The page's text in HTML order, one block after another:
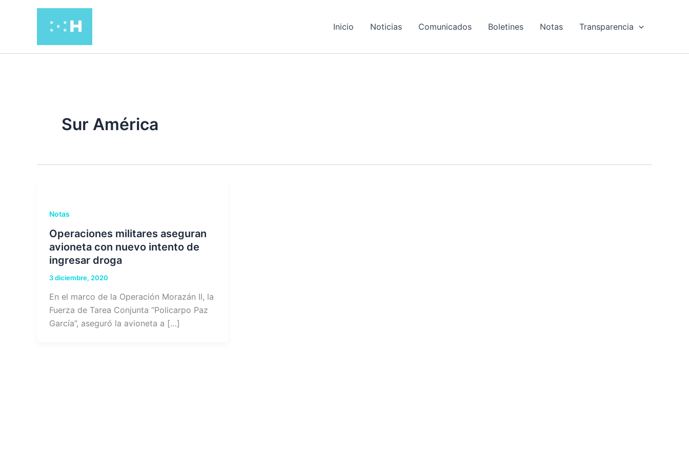
Inicio Noticias Comunicados Boletines Notas Transparencia
Sur América
Notas
Operaciones militares aseguran
avioneta con nuevo intento de
ingresar droga
3 diciembre, 2020
En el marco de la Operación Morazán II, la
Fuerza de Tarea Conjunta “Policarpo Paz
García”, aseguró la avioneta a […]